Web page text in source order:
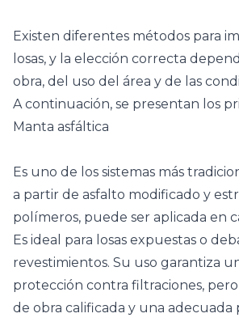
Existen diferentes métodos para
losas, y la elección correcta
obra, del uso del área y de las
A continuación, se presentan los
Manta asfáltica
Es uno de los sistemas más
a partir de asfalto modificado y
polímeros, puede ser aplicada en
Es ideal para losas expuestas o
revestimientos. Su uso garantiza
protección contra filtraciones,
de obra calificada y una adecuada